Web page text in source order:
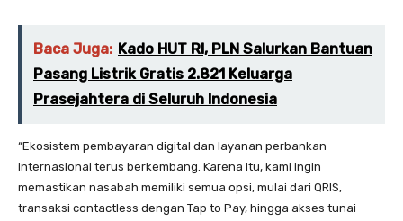
Baca Juga: Kado HUT RI, PLN Salurkan Bantuan
Pasang Listrik Gratis 2.821 Keluarga
Prasejahtera di Seluruh Indonesia
“Ekosistem pembayaran digital dan layanan perbankan
internasional terus berkembang. Karena itu, kami ingin
memastikan nasabah memiliki semua opsi, mulai dari QRIS,
transaksi contactless dengan Tap to Pay, hingga akses tunai